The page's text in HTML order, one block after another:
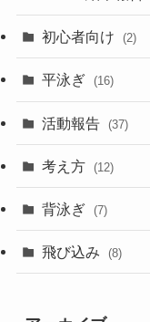
初心者向け (2)
平泳ぎ (16)
活動報告 (37)
考え方 (12)
背泳ぎ (7)
飛び込み (8)